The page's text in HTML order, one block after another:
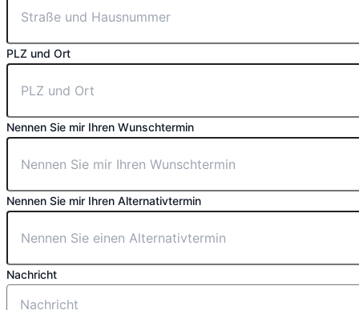
PLZ und Ort
Nennen Sie mir Ihren Wunschtermin
Nennen Sie mir Ihren Alternativtermin
Nachricht